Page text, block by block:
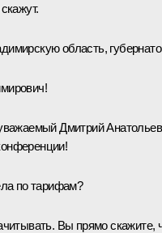
область,
Дмитрий
по тарифам?
Вы прямо скажите,